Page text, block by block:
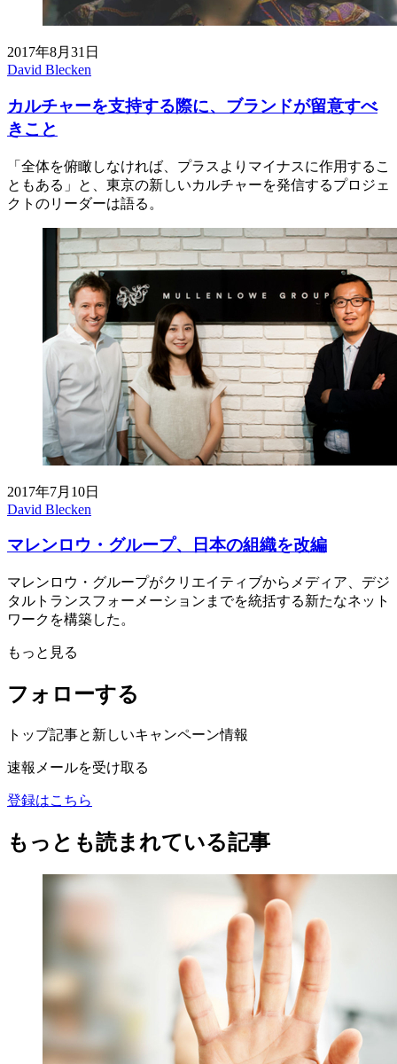
2017年8月31日
David Blecken
カルチャーを支持する際に、ブランドが留意すべ
きこと
「全体を俯瞰しなければ、プラスよりマイナスに作用するこ
ともある」と、東京の新しいカルチャーを発信するプロジェ
クトのリーダーは語る。
2017年7月10日
David Blecken
マレンロウ・グループ、日本の組織を改編
マレンロウ・グループがクリエイティブからメディア、デジ
タルトランスフォーメーションまでを統括する新たなネット
ワークを構築した。
もっと見る
フォローする
トップ記事と新しいキャンペーン情報
速報メールを受け取る
登録はこちら
もっとも読まれている記事